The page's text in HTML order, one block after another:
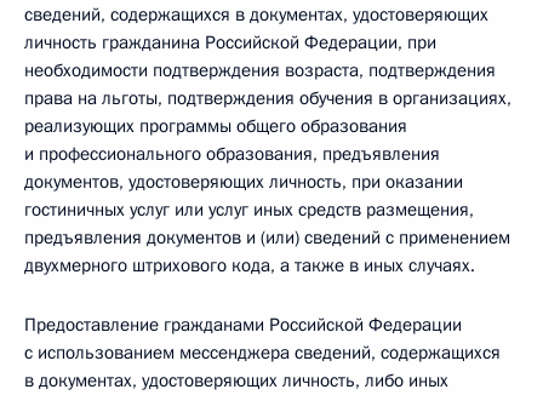
сведений, содержащихся в документах, удостоверяющих
личность гражданина Российской Федерации, при
необходимости подтверждения возраста, подтверждения
права на льготы, подтверждения обучения в организациях,
реализующих программы общего образования
и профессионального образования, предъявления
документов, удостоверяющих личность, при оказании
гостиничных услуг или услуг иных средств размещения,
предъявления документов и (или) сведений с применением
двухмерного штрихового кода, а также в иных случаях.
Предоставление гражданами Российской Федерации
с использованием мессенджера сведений, содержащихся
в документах, удостоверяющих личность, либо иных